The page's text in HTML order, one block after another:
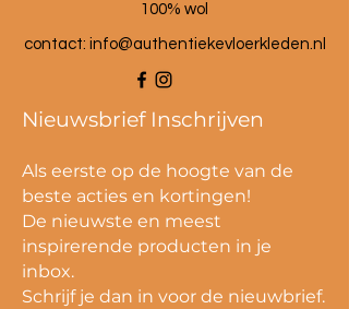
100% wol
contact: info@authentiekevloerkleden.nl
Nieuwsbrief Inschrijven
Als eerste op de hoogte van de
beste acties en kortingen!
De nieuwste en meest
inspirerende producten in je
inbox.
Schrijf je dan in voor de nieuwbrief.